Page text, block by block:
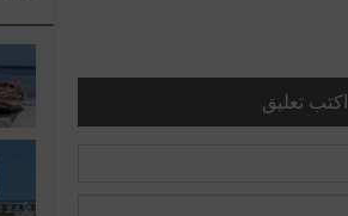
اكتب تعليق